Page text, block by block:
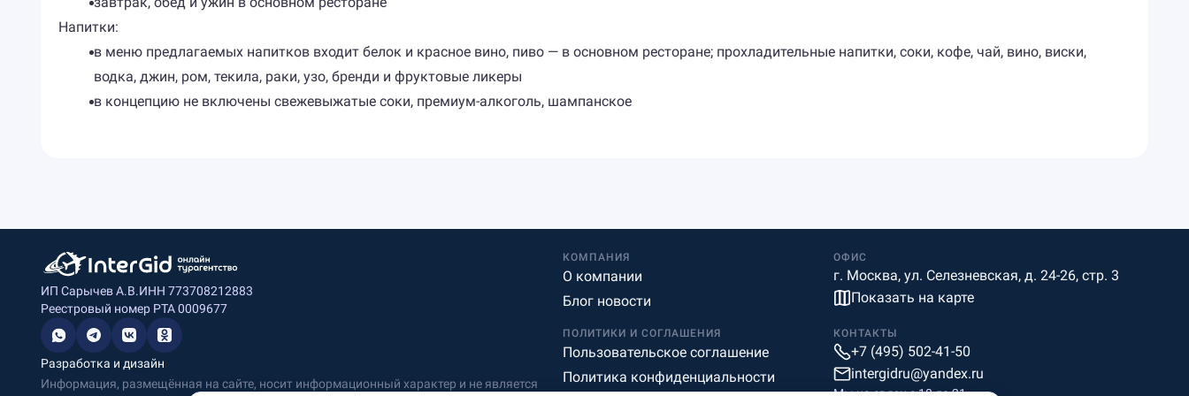
Напитки:
в меню предлагаемых напитков входит белок и красное вино, пиво — в основном ресторане; прохладительные напитки, соки, кофе, чай, вино, виски,
водка, джин, ром, текила, раки, узо, бренди и фруктовые ликеры
в концепцию не включены свежевыжатые соки, премиум-алкоголь, шампанское
ИП Сарычев А.В.ИНН 773708212883
Реестровый номер РТА 0009677
Разработка и дизайн
Информация, размещённая на сайте, носит информационный характер и не является
КОМПАНИЯ
О компании
Блог новости
ОФИС
г. Москва, ул. Селезневская, д. 24-26, стр. 3
Показать на карте
ПОЛИТИКИ И СОГЛАШЕНИЯ
Пользовательское соглашение
Политика конфиденциальности
КОНТАКТЫ
+7 (495) 502-41-50
intergidru@yandex.ru